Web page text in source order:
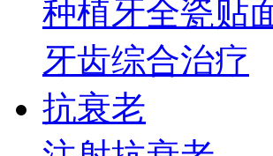
种植牙全瓷贴
牙齿综合治疗
抗衰老